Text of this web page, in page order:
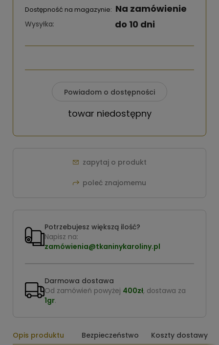
Dostępność na magazynie: Na zamówienie
Wysyłka: do 10 dni
Powiadom o dostępności
towar niedostępny
zapytaj o produkt
poleć znajomemu
Potrzebujesz większą ilość?
Napisz na:
zamówienia@tkaninykaroliny.pl
Darmowa dostawa
Od zamówień powyżej 400zł, dostawa za
1gr.
Opis produktu Bezpieczeństwo Koszty dostawy